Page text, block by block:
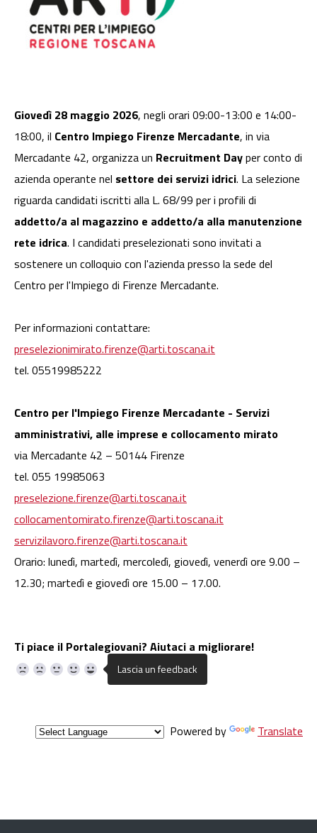
Giovedì 28 maggio 2026, negli orari 09:00-13:00 e 14:00-
18:00, il Centro Impiego Firenze Mercadante, in via
Mercadante 42, organizza un Recruitment Dayper conto di
azienda operante nel settore dei servizi idrici. La selezione
riguarda candidati iscritti alla L. 68/99 per i profili di
addetto/a al magazzino e addetto/a alla manutenzione
rete idrica. I candidati preselezionati sono invitati a
sostenere un colloquio con l'azienda presso la sede del
Centro per l'Impiego di Firenze Mercadante.
Per informazioni contattare:
preselezionimirato.firenze@arti.toscana.it
tel. 05519985222
Centro per l'Impiego Firenze Mercadante - Servizi
amministrativi, alle imprese e collocamento mirato
via Mercadante 42 – 50144 Firenze
tel. 055 19985063
preselezione.firenze@arti.toscana.it
collocamentomirato.firenze@arti.toscana.it
servizilavoro.firenze@arti.toscana.it
Orario: lunedì, martedì, mercoledì, giovedì, venerdì ore 9.00 –
12.30; martedì e giovedì ore 15.00 – 17.00.
Ti piace il Portalegiovani? Aiutaci a migliorare!
Powered by Translate